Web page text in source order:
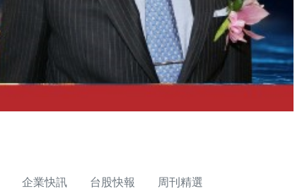
企業快訊 台股快報 周刊精選